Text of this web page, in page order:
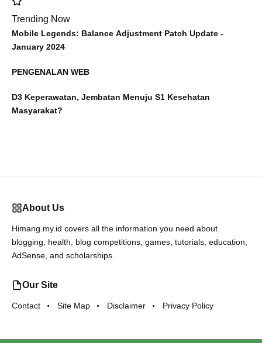
Trending Now
Mobile Legends: Balance Adjustment Patch Update -
January 2024
PENGENALAN WEB
D3 Keperawatan, Jembatan Menuju S1 Kesehatan
Masyarakat?
About Us
Himang.my.id covers all the information you need about
blogging, health, blog competitions, games, tutorials, education,
AdSense, and scholarships.
Our Site
Contact Site Map Disclaimer Privacy Policy